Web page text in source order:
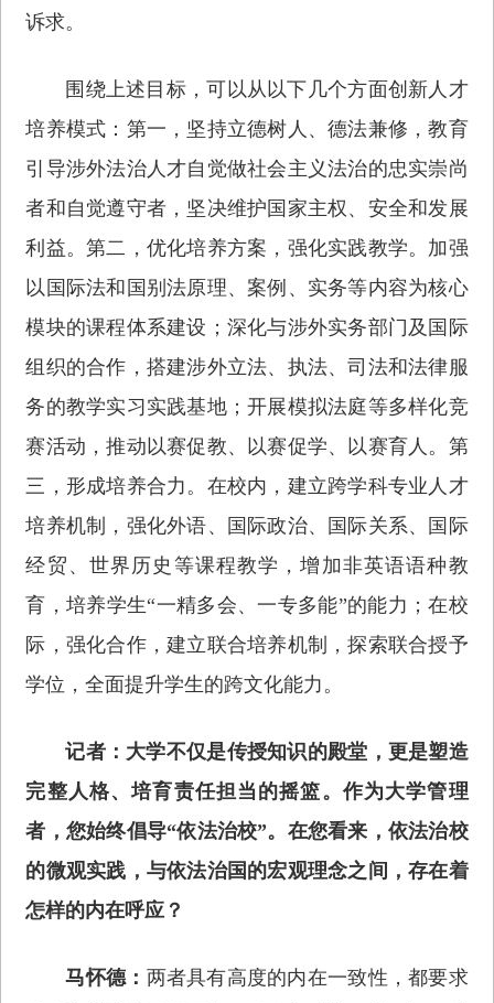
诉求。
围绕上述目标，可以从以下几个方面创新人才
培养模式：第一，坚持立德树人、德法兼修，教育
引导涉外法治人才自觉做社会主义法治的忠实崇尚
者和自觉遵守者，坚决维护国家主权、安全和发展
利益。第二，优化培养方案，强化实践教学。加强
以国际法和国别法原理、案例、实务等内容为核心
模块的课程体系建设；深化与涉外实务部门及国际
组织的合作，搭建涉外立法、执法、司法和法律服
务的教学实习实践基地；开展模拟法庭等多样化竞
赛活动，推动以赛促教、以赛促学、以赛育人。第
三，形成培养合力。在校内，建立跨学科专业人才
培养机制，强化外语、国际政治、国际关系、国际
经贸、世界历史等课程教学，增加非英语语种教
育，培养学生“一精多会、一专多能”的能力；在校
际，强化合作，建立联合培养机制，探索联合授予
学位，全面提升学生的跨文化能力。
记者：大学不仅是传授知识的殿堂，更是塑造
完整人格、培育责任担当的摇篮。作为大学管理
者，您始终倡导“依法治校”。在您看来，依法治校
的微观实践，与依法治国的宏观理念之间，存在着
怎样的内在呼应？
马怀德： 两者具有高度的内在一致性，都要求